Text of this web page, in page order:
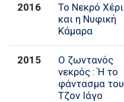
2016
Το Νεκρό Χέρι
και η Νυφική
Κάμαρα
2015
Ο ζωντανός
νεκρός : Ή το
φάντασμα του
Τζον Ιάγο